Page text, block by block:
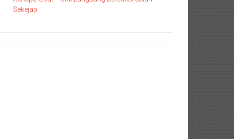
Sekejap